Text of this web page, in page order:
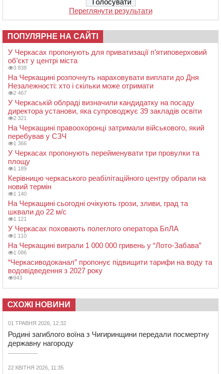
Переглянути результати
ПОПУЛЯРНЕ НА САЙТІ
У Черкасах пропонують для приватизації п’ятиповерховий
об’єкт у центрі міста
3 838
На Черкащині розпочнуть нараховувати виплати до Дня
Незалежності: хто і скільки може отримати
2 467
У Черкаській облраді визначили кандидатку на посаду
директора установи, яка супроводжує 39 закладів освіти
2 321
На Черкащині правоохоронці затримали військового, який
перебував у СЗЧ
1 366
У Черкасах пропонують перейменувати три провулки та
площу
1 189
Керівницю черкаського реабілітаційного центру обрали на
новий термін
1 140
На Черкащині сьогодні очікують грози, зливи, град та
шквали до 22 м/с
1 121
У Черкасах поховають полеглого оператора БпЛА
1 110
На Черкащині виграли 1 000 000 гривень у “Лото-Забава”
1 086
“Черкасиводоканал” пропонує підвищити тарифи на воду та
водовідведення з 2027 року
943
СХОЖІ НОВИНИ
01 ТРАВНЯ 2026, 12:32
Родині загиблого воїна з Чигиринщини передали посмертну
державну нагороду
22 КВІТНЯ 2026, 11:35